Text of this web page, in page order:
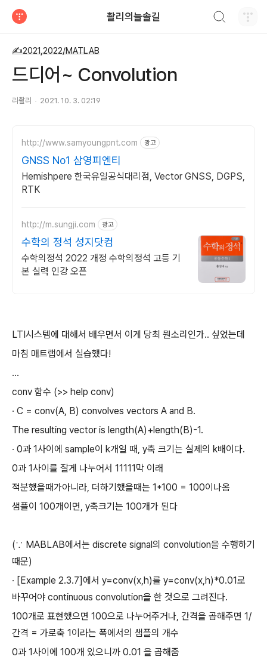
촬리의늘솔길
✍2021,2022/MATLAB
드디어~ Convolution
리촬리 2021. 10. 3. 02:19
http://www.samyoungpnt.com 광고
GNSS No1 삼영피엔티
Hemishpere 한국유일공식대리점, Vector GNSS, DGPS,
RTK
http://m.sungji.com 광고
수학의 정석 성지닷컴
수학의정석 2022 개정 수학의정석 고등 기
본 실력 인강 오픈
LTI시스템에 대해서 배우면서 이게 당최 뭔소리인가.. 싶었는데
마침 매트랩에서 실습했다!
...
conv 함수 (>> help conv)
∙ C = conv(A, B) convolves vectors A and B.
The resulting vector is length(A)+length(B)-1.
∙ 0과 1사이에 sample이 k개일 때, y축 크기는 실제의 k배이다.
0과 1사이를 잘게 나누어서 11111막 이래
적분했을때가아니라, 더하기했을때는 1*100 = 100이나옴
샘플이 100개이면, y축크기는 100개가 된다
(∵ MABLAB에서는 discrete signal의 convolution을 수행하기
때문)
∙ [Example 2.3.7]에서 y=conv(x,h)를 y=conv(x,h)*0.01로
바꾸어야 continuous convolution을 한 것으로 그려진다.
100개로 표현했으면 100으로 나누어주거나, 간격을 곱해주면 1/
간격 = 가로축 1이라는 폭에서의 샘플의 개수
0과 1사이에 100개 있으니까 0.01 을 곱해줌